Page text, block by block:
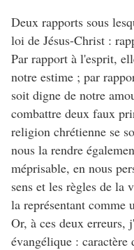
Deux rapports sous
loi de Jésus-Christ :
Par rapport à l'esprit,
notre estime ; par
soit digne de notre
combattre deux faux
religion chrétienne se
nous la rendre
méprisable, en nous
sens et les règles de la
la représentant comme
Or, à ces deux erreurs,
évangélique : caractère